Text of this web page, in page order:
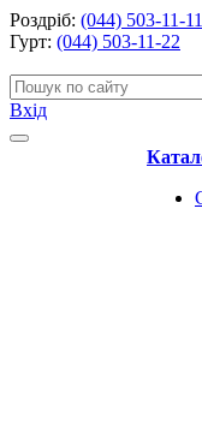
Роздріб: (044) 503-11-11
Гурт: (044) 503-11-22
Вхід